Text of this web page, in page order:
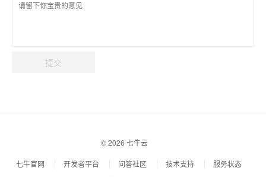
提交
© 2026 七牛云
七牛官网 开发者平台 问答社区 技术支持
服务状态